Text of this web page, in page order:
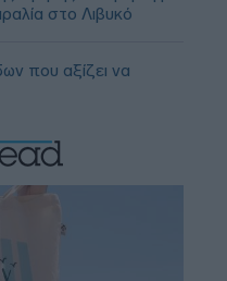
στο Λιβυκό
που αξίζει να